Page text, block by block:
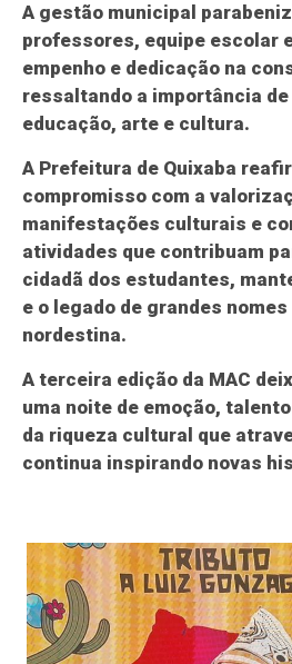
A gestão municipal
professores, equipe escolar
empenho e dedicação na
ressaltando a importância de
educação, arte e cultura.
A Prefeitura de Quixaba
compromisso com a
manifestações culturais e
atividades que contribuam
cidadã dos estudantes,
e o legado de grandes
nordestina.
A terceira edição da MAC
uma noite de emoção,
da riqueza cultural que
continua inspirando novas